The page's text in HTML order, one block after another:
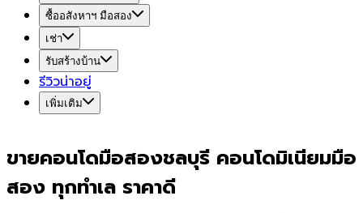
ซื้ออสังหาฯ มือสอง
เช่า
รับสร้างบ้าน
รีวิวน่าอยู่
เพิ่มเติม
ขายคอนโดมือสองชลบุรี คอนโดมิเนียมมือ
สอง ทุกทำเล ราคาดี